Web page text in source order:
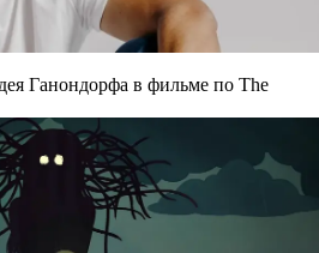
Ганондорфа в фильме по The